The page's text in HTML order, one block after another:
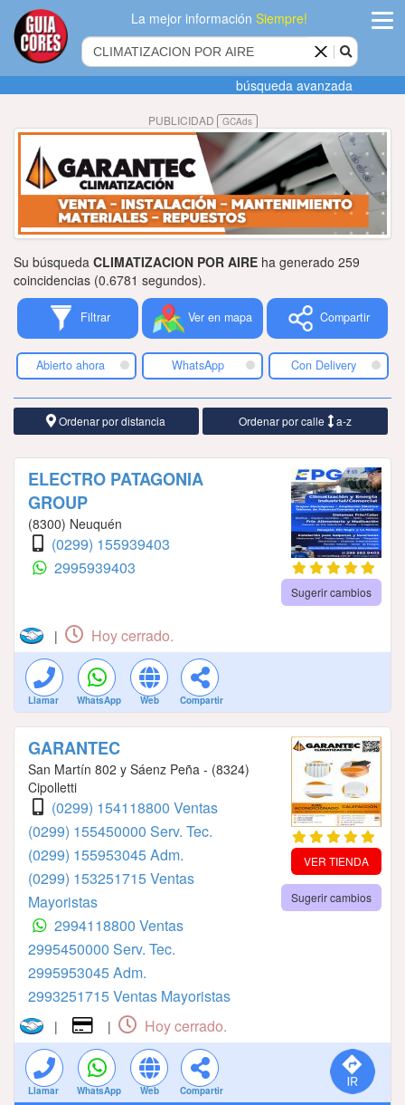
La mejor informaciónSiempre!
Agregar
empresa
Actualizar
datos
Publicidad
Tiendacores
Contactenos
búsqueda avanzada
PUBLICIDAD GCAds
Su búsqueda CLIMATIZACION POR AIRE ha generado 259
coincidencias (0.6781 segundos).
Filtrar Ver en mapa Compartir
Abierto ahora WhatsApp Con Delivery
Ordenar por distancia Ordenar por calle a-z
ELECTRO PATAGONIA
GROUP
(8300) Neuquén
(0299) 155939403
2995939403
Sugerir cambios
| Hoy cerrado.
Llamar WhatsApp Web Compartir
GARANTEC
San Martín 802 y Sáenz Peña - (8324)
Cipolletti
(0299) 154118800 Ventas
(0299) 155450000 Serv. Tec.
(0299) 155953045 Adm.
(0299) 153251715 Ventas
Mayoristas
2994118800 Ventas
2995450000 Serv. Tec.
2995953045 Adm.
2993251715 Ventas Mayoristas
VER TIENDA
Sugerir cambios
| | Hoy cerrado.
Llamar WhatsApp Web Compartir